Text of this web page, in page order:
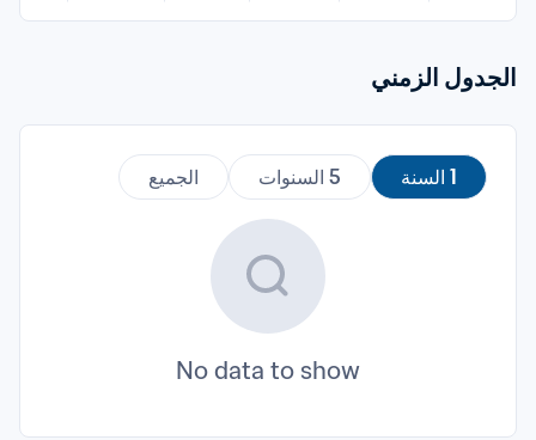
الجدول الزمني
1 السنة 5 السنوات الجميع
No data to show